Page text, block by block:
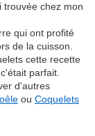
trouvée chez mon
qui ont profité
de la cuisson.
cette recette
parfait.
d'autres
ou Coquelets